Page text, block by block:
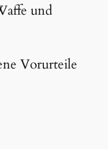
und
Vorurteile